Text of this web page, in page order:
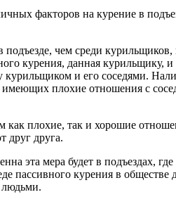
факторов на курение в
чем среди
курения, данная курильщику,
и его соседями.
имеющих плохие отношения с
как плохие, так и хорошие
друг друга.
эта мера будет в подъездах,
пассивного курения в обществе
людьми.